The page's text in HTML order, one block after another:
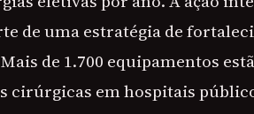
de uma estratégia de
Mais de 1.700 equipamentos
cirúrgicas em hospitais